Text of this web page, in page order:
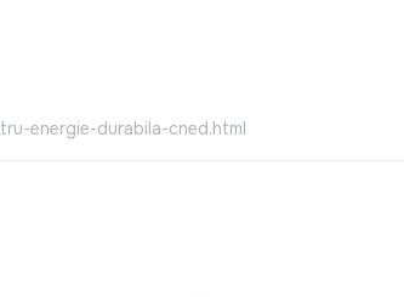
energie-durabila-cned.html